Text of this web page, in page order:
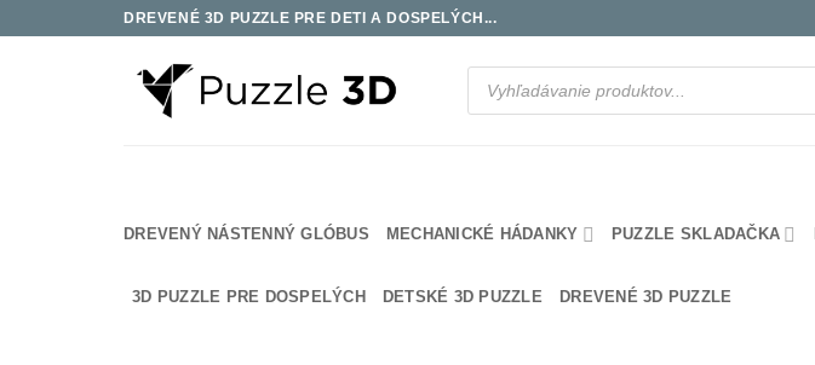
DREVENÉ 3D PUZZLE PRE DETI A DOSPELÝCH...
Products
search
DREVENÝ NÁSTENNÝ GLÓBUS MECHANICKÉ HÁDANKY PUZZLE SKLADAČKA
3D PUZZLE PRE DOSPELÝCH DETSKÉ 3D PUZZLE DREVENÉ 3D PUZZLE